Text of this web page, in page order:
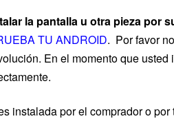
la pantalla u otra pieza por
TU ANDROID. Por favor
En el momento que
instalada por el comprador o